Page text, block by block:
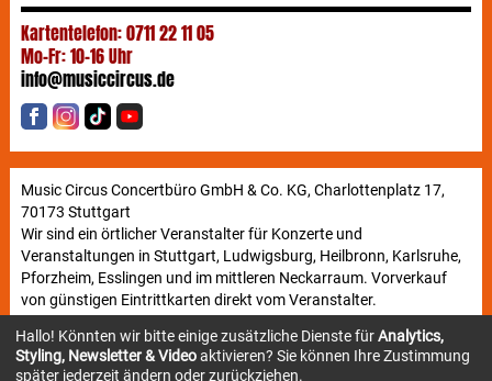
Kartentelefon: 0711 22 11 05
Mo-Fr: 10-16 Uhr
info@musiccircus.de
Music Circus Concertbüro GmbH & Co. KG, Charlottenplatz 17,
70173 Stuttgart
Wir sind ein örtlicher Veranstalter für Konzerte und
Veranstaltungen in Stuttgart, Ludwigsburg, Heilbronn, Karlsruhe,
Pforzheim, Esslingen und im mittleren Neckarraum. Vorverkauf
von günstigen Eintrittkarten direkt vom Veranstalter.
Newsletter
Hallo! Könnten wir bitte einige zusätzliche Dienste fürAnalytics,
Styling, Newsletter & Videoaktivieren? Sie können Ihre Zustimmung
später jederzeit ändern oder zurückziehen.